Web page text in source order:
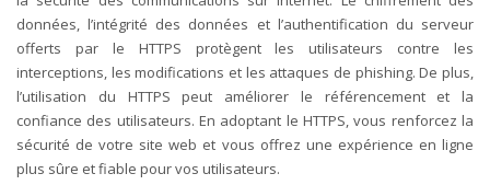
données, l’intégrité des données et l’authentification du serveur
offerts par le HTTPS protègent les utilisateurs contre les
interceptions, les modifications et les attaques de phishing. De plus,
l’utilisation du HTTPS peut améliorer le référencement et la
confiance des utilisateurs. En adoptant le HTTPS, vous renforcez la
sécurité de votre site web et vous offrez une expérience en ligne
plus sûre et fiable pour vos utilisateurs.